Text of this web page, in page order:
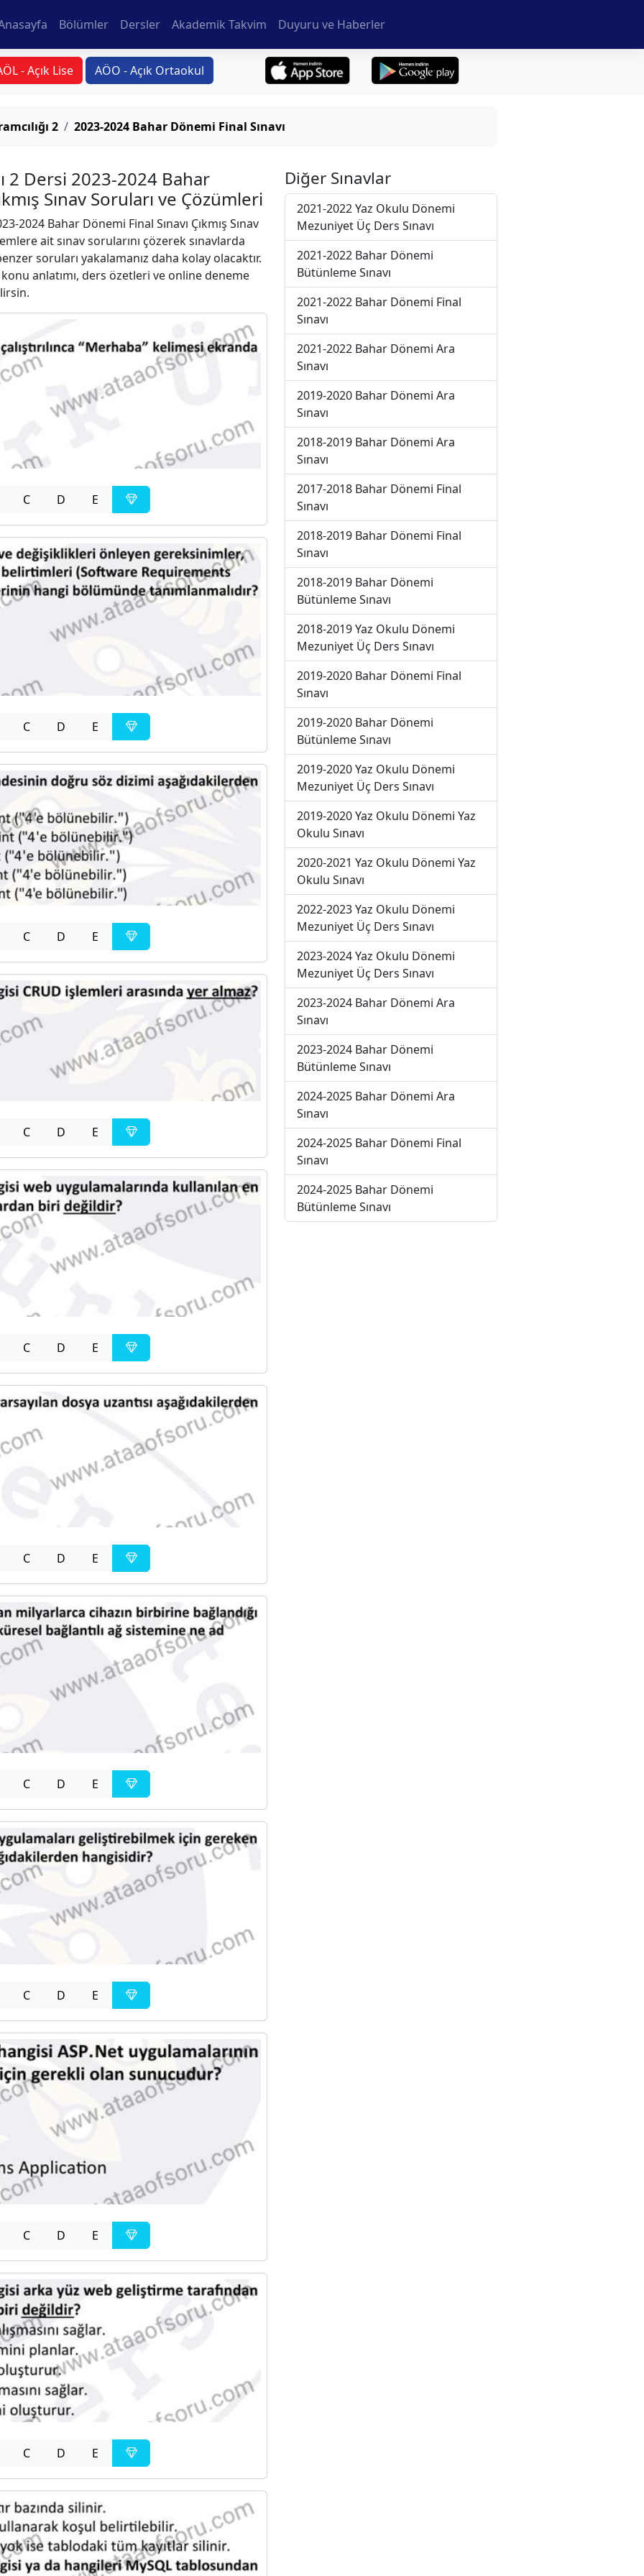
Bölümler Dersler Akademik Takvim Duyuru ve Haberler
- Açık Lise AÖO - Açık Ortaokul
2 2023-2024 Bahar Dönemi Final Sınavı
2 Dersi 2023-2024 Bahar
Sınav Soruları ve Çözümleri
2024 Bahar Dönemi Final Sınavı Çıkmış Sınav
ait sınav sorularını çözerek sınavlarda
soruları yakalamanız daha kolay olacaktır.
konu anlatımı, ders özetleri ve online deneme
C D E
C D E
C D E
C D E
C D E
C D E
C D E
C D E
C D E
C D E
Diğer Sınavlar
2021-2022 Yaz Okulu Dönemi
Mezuniyet Üç Ders Sınavı
2021-2022 Bahar Dönemi
Bütünleme Sınavı
2021-2022 Bahar Dönemi Final
Sınavı
2021-2022 Bahar Dönemi Ara
Sınavı
2019-2020 Bahar Dönemi Ara
Sınavı
2018-2019 Bahar Dönemi Ara
Sınavı
2017-2018 Bahar Dönemi Final
Sınavı
2018-2019 Bahar Dönemi Final
Sınavı
2018-2019 Bahar Dönemi
Bütünleme Sınavı
2018-2019 Yaz Okulu Dönemi
Mezuniyet Üç Ders Sınavı
2019-2020 Bahar Dönemi Final
Sınavı
2019-2020 Bahar Dönemi
Bütünleme Sınavı
2019-2020 Yaz Okulu Dönemi
Mezuniyet Üç Ders Sınavı
2019-2020 Yaz Okulu Dönemi Yaz
Okulu Sınavı
2020-2021 Yaz Okulu Dönemi Yaz
Okulu Sınavı
2022-2023 Yaz Okulu Dönemi
Mezuniyet Üç Ders Sınavı
2023-2024 Yaz Okulu Dönemi
Mezuniyet Üç Ders Sınavı
2023-2024 Bahar Dönemi Ara
Sınavı
2023-2024 Bahar Dönemi
Bütünleme Sınavı
2024-2025 Bahar Dönemi Ara
Sınavı
2024-2025 Bahar Dönemi Final
Sınavı
2024-2025 Bahar Dönemi
Bütünleme Sınavı